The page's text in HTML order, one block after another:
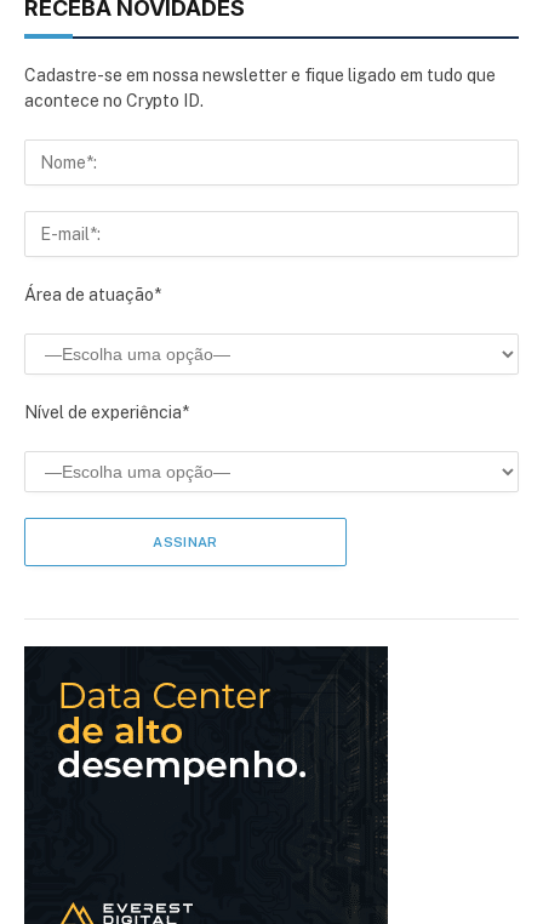
RECEBA NOVIDADES
Cadastre-se em nossa newsletter e fique ligado em tudo que
acontece no Crypto ID.
Área de atuação*
Nível de experiência*